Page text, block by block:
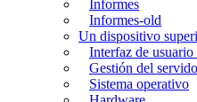
Informes
Informes-old
Un dispositivo
Interfaz de
Gestión del
Sistema operativo